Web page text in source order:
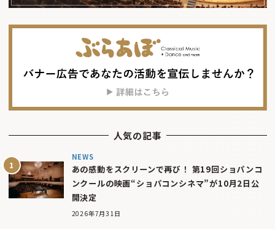
人気の記事
NEWS
あの感動をスクリーンで再び！ 第19回ショパンコ
ンクールの映画“ショパコンシネマ”が10月2日公
開決定
2026年7月31日